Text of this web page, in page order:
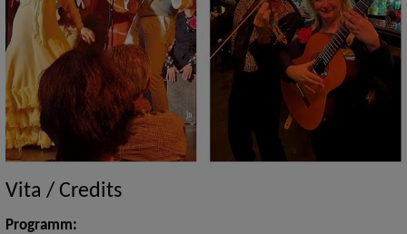
Vita / Credits
Programm: